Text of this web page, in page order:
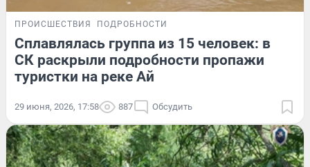
ПРОИСШЕСТВИЯ ПОДРОБНОСТИ
Сплавлялась группа из 15 человек: в
СК раскрыли подробности пропажи
туристки на реке Ай
29 июня, 2026, 17:58 887 Обсудить